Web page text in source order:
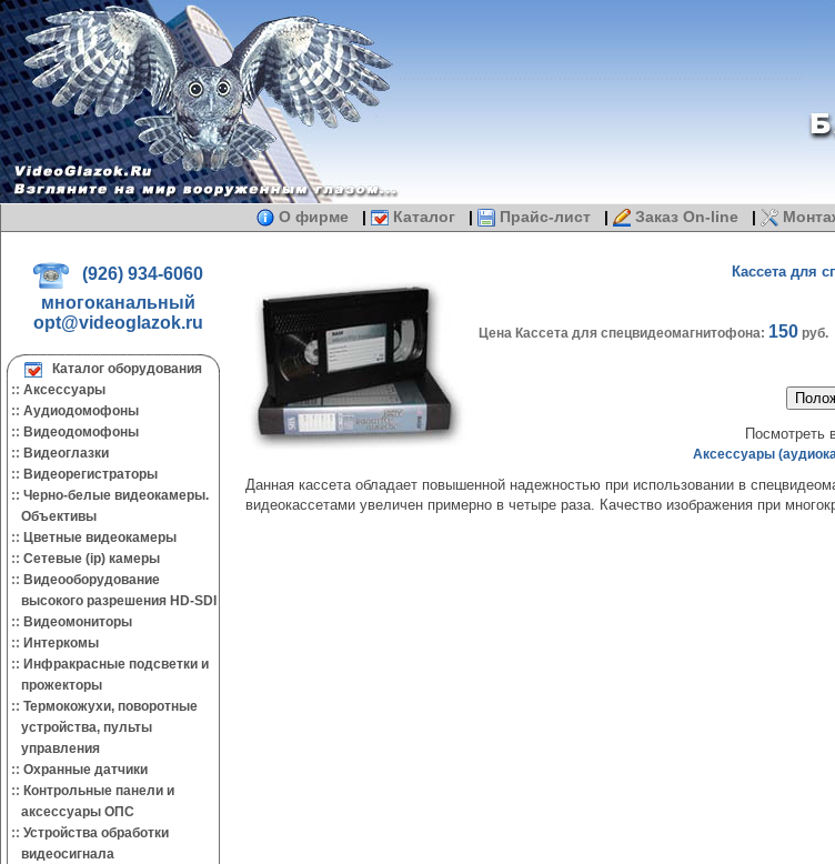
О фирме | Каталог | Прайс-лист | Заказ On-line |
(926) 934-6060
многоканальный
opt@videoglazok.ru
Каталог оборудования
:: Аксессуары
:: Аудиодомофоны
:: Видеодомофоны
:: Видеоглазки
:: Видеорегистраторы
:: Черно-белые видеокамеры.
Объективы
:: Цветные видеокамеры
:: Сетевые (ip) камеры
:: Видеооборудование
высокого разрешения HD-SDI
:: Видеомониторы
:: Интеркомы
:: Инфракрасные подсветки и
прожекторы
:: Термокожухи, поворотные
устройства, пульты
управления
:: Охранные датчики
:: Контрольные панели и
аксессуары ОПС
:: Устройства обработки
видеосигнала
Кассета для
Цена Кассета для спецвидеомагнитофона: 150 руб.
Посмотреть
Аксессуары
Данная кассета обладает повышенной надежностью при использовании в
видеокассетами увеличен примерно в четыре раза. Качество изображения при